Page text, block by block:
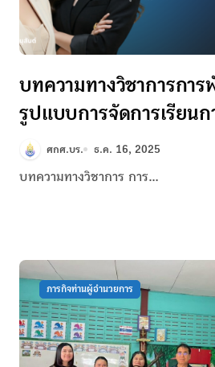
บทความทางวิชาการกา
รูปแบบการจัดการเรียน
เด็กปฐมวัยในบริบทสถาน
ความไม่ปลอดภัย:แนวทาง
ศกศ.บร. ธ.ค. 16, 2025
บทความทางวิชาการ การ…
ภารกิจท่านผู้อำนวยการ